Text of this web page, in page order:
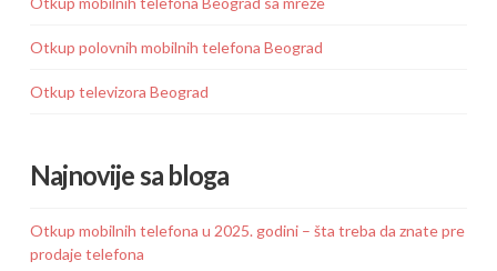
Otkup polovnih mobilnih telefona Beograd
Otkup televizora Beograd
Najnovije sa bloga
Otkup mobilnih telefona u 2025. godini – šta treba da znate pre
prodaje telefona